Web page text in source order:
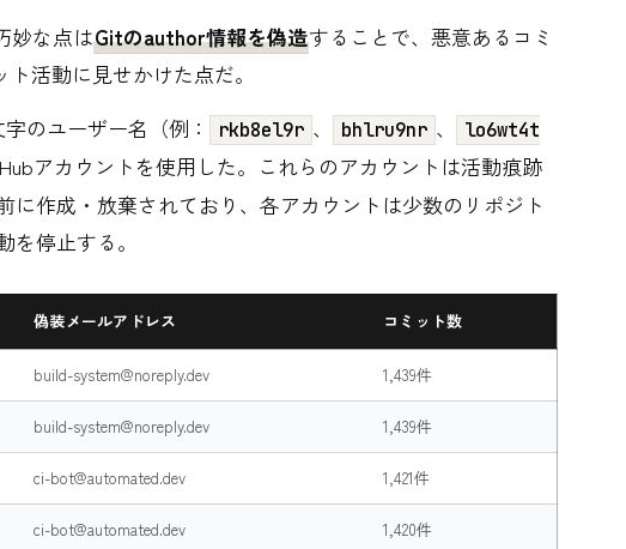
妙な点はGitのauthor情報を偽造することで、悪意あるコミ
活動に見せかけた点だ。
のユーザー名（例：
rkb8el9r 、 bhlru9nr 、
lo6wt4t
アカウントを使用した。これらのアカウントは活動痕跡
に作成・放棄されており、各アカウントは少数のリポジト
を停止する。
偽装メールアドレス コミット数
build-system@noreply.dev 1,439件
build-system@noreply.dev 1,439件
ci-bot@automated.dev 1,421件
ci-bot@automated.dev 1,420件